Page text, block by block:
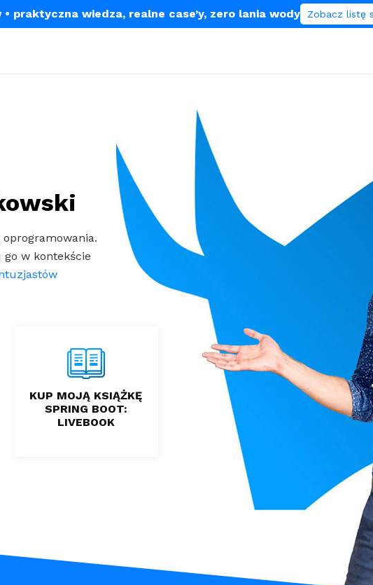
• praktyczna wiedza, realne case’y, zero lania wody Zobacz listę
go w kontekście
KUP MOJĄ KSIĄŻKĘ
SPRING BOOT:
LIVEBOOK